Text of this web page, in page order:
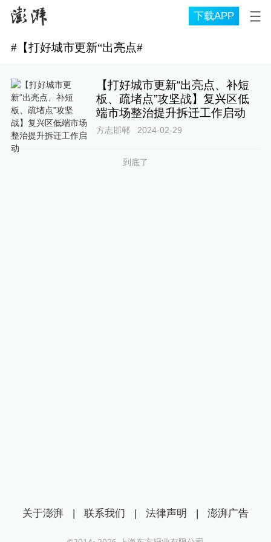
下载APP
#【打好城市更新“出亮点#
【打好城市更新“出亮点、补短
板、疏堵点”攻坚战】复兴区低
端市场整治提升拆迁工作启动
方志邯郸 2024-02-29
到底了
关于澎湃 | 联系我们 | 法律声明 | 澎湃广告